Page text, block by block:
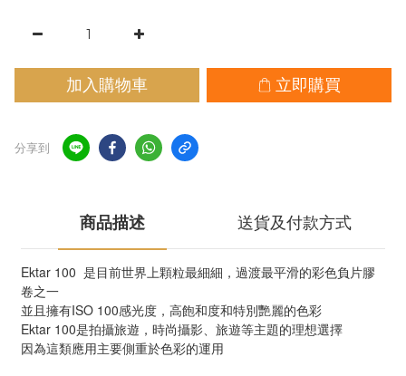
加入購物車 立即購買
分享到
商品描述 送貨及付款方式
Ektar 100  是目前世界上顆粒最細細，過渡最平滑的彩色負片膠
卷之一
並且擁有ISO 100感光度，高飽和度和特別艷麗的色彩
Ektar 100是拍攝旅遊，時尚攝影、旅遊等主題的理想選擇
因為這類應用主要側重於色彩的運用